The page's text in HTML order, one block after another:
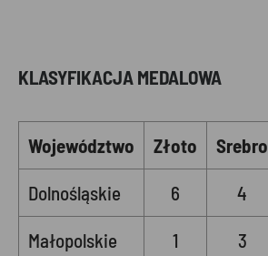
KLASYFIKACJA MEDALOWA
Województwo Złoto Srebro
Dolnośląskie 6 4
Małopolskie 1 3